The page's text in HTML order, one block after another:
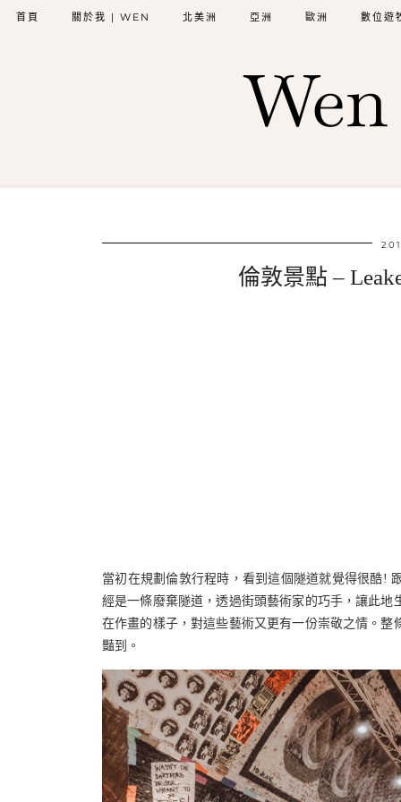
首頁 關於我 | WEN 北美洲 亞洲 歐洲 數位遊
倫敦景點 –
當初在規劃倫敦行程時，看到這個隧道就覺得很酷!
經是一條廢棄隧道，透過街頭藝術家的巧手，讓此
在作畫的樣子，對這些藝術又更有一份崇敬之情。
豔到。